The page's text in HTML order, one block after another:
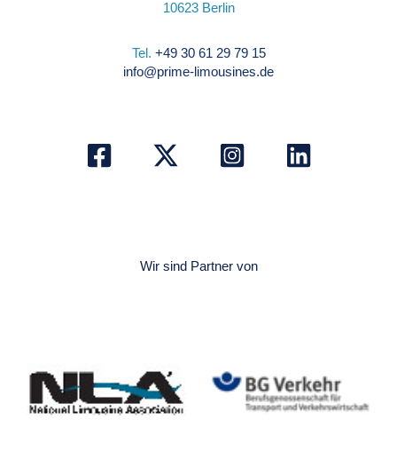
10623 Berlin
Tel. +49 30 61 29 79 15
info@prime-limousines.de
Wir sind Partner von